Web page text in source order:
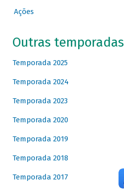
Ações
Outras temporadas
Temporada 2025
Temporada 2024
Temporada 2023
Temporada 2020
Temporada 2019
Temporada 2018
Temporada 2017